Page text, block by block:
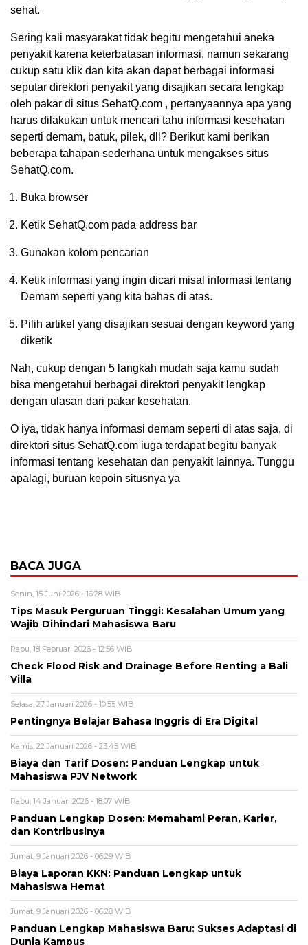
sehat.
Sering kali masyarakat tidak begitu mengetahui aneka
penyakit karena keterbatasan informasi, namun sekarang
cukup satu klik dan kita akan dapat berbagai informasi
seputar direktori penyakit yang disajikan secara lengkap
oleh pakar di situs SehatQ.com , pertanyaannya apa yang
harus dilakukan untuk mencari tahu informasi kesehatan
seperti demam, batuk, pilek, dll? Berikut kami berikan
beberapa tahapan sederhana untuk mengakses situs
SehatQ.com.
Buka browser
Ketik SehatQ.com pada address bar
Gunakan kolom pencarian
Ketik informasi yang ingin dicari misal informasi tentang
Demam seperti yang kita bahas di atas.
Pilih artikel yang disajikan sesuai dengan keyword yang
diketik
Nah, cukup dengan 5 langkah mudah saja kamu sudah
bisa mengetahui berbagai direktori penyakit lengkap
dengan ulasan dari pakar kesehatan.
O iya, tidak hanya informasi demam seperti di atas saja, di
direktori situs SehatQ.com iuga terdapat begitu banyak
informasi tentang kesehatan dan penyakit lainnya. Tunggu
apalagi, buruan kepoin situsnya ya
BACA JUGA
Senin, 15 Juni 2026 - 16:28 WIB
Tips Masuk Perguruan Tinggi: Kesalahan Umum yang
Wajib Dihindari Mahasiswa Baru
Rabu, 18 Februari 2026 - 12:56 WIB
Check Flood Risk and Drainage Before Renting a Bali
Villa
Selasa, 27 Januari 2026 - 10:55 WIB
Pentingnya Belajar Bahasa Inggris di Era Digital
Kamis, 22 Januari 2026 - 23:45 WIB
Biaya dan Tarif Dosen: Panduan Lengkap untuk
Mahasiswa PJV Network
Rabu, 14 Januari 2026 - 18:07 WIB
Panduan Lengkap Dosen: Memahami Peran, Karier,
dan Kontribusinya
Jumat, 9 Januari 2026 - 06:29 WIB
Biaya Laporan KKN: Panduan Lengkap untuk
Mahasiswa Hemat
Jumat, 9 Januari 2026 - 06:28 WIB
Panduan Lengkap Mahasiswa Baru: Sukses Adaptasi di
Dunia Kampus